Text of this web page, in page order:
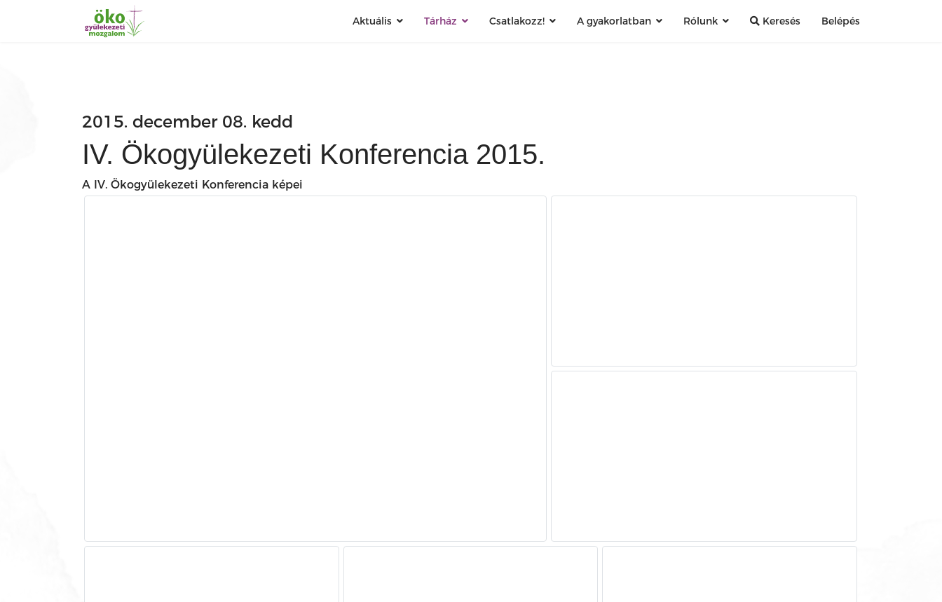
Aktuális Tárház Csatlakozz! A gyakorlatban Rólunk Keresés Belépés
2015. december 08. kedd
IV. Ökogyülekezeti Konferencia 2015.
A IV. Ökogyülekezeti Konferencia képei